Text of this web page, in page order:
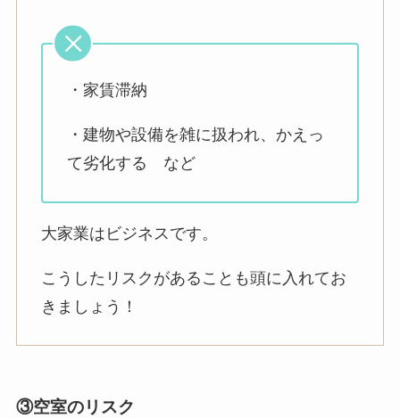
・家賃滞納
・建物や設備を雑に扱われ、かえっ
て劣化する など
大家業はビジネスです。
こうしたリスクがあることも頭に入れてお
きましょう！
③空室のリスク